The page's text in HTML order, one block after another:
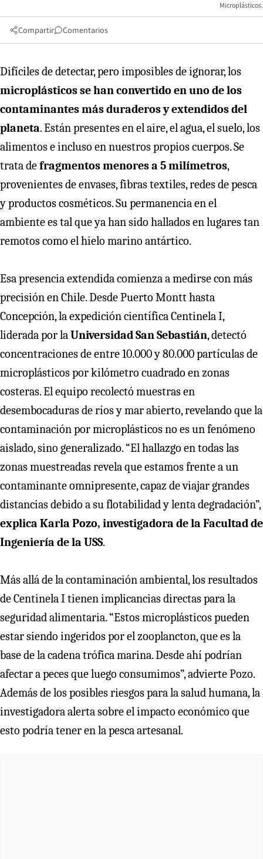
Microplásticos.
Compartir Comentarios
Difíciles de detectar, pero imposibles de ignorar, los
microplásticos se han convertido en uno de los
contaminantes más duraderos y extendidos del
planeta. Están presentes en el aire, el agua, el suelo, los
alimentos e incluso en nuestros propios cuerpos. Se
trata defragmentos menores a 5 milímetros,
provenientes de envases, fibras textiles, redes de pesca
y productos cosméticos. Su permanencia en el
ambiente es tal que ya han sido hallados en lugares tan
remotos como el hielo marino antártico.
Esa presencia extendida comienza a medirse con más
precisión en Chile. Desde Puerto Montt hasta
Concepción, la expedición científica Centinela I,
liderada por laUniversidad San Sebastián, detectó
concentraciones de entre 10.000 y 80.000 partículas de
microplásticos por kilómetro cuadrado en zonas
costeras. El equipo recolectó muestras en
desembocaduras de ríos y mar abierto, revelando que la
contaminación por microplásticos no es un fenómeno
aislado, sino generalizado. “El hallazgo en todas las
zonas muestreadas revela que estamos frente a un
contaminante omnipresente, capaz de viajar grandes
distancias debido a su flotabilidad y lenta degradación”,
explica Karla Pozo, investigadora de la Facultad de
Ingeniería de la USS.
Más allá de la contaminación ambiental, los resultados
de Centinela I tienen implicancias directas para la
seguridad alimentaria. “Estos microplásticos pueden
estar siendo ingeridos por el zooplancton, que es la
base de la cadena trófica marina. Desde ahí podrían
afectar a peces que luego consumimos”, advierte Pozo.
Además de los posibles riesgos para la salud humana, la
investigadora alerta sobre el impacto económico que
esto podría tener en la pesca artesanal.